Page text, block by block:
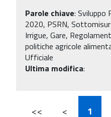
Parole chiave: Sviluppo
2020, PSRN,
Irrigue, Gare,
politiche agricole
Ufficiale
Ultima modifica:
<< < 1